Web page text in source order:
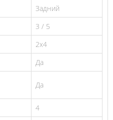
Задний
3 / 5
2х4
Да
Да
4